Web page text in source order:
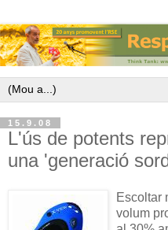
15.9.08
L'ús de potents
una 'generació
Escoltar
volum